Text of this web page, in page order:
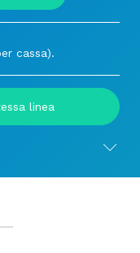
cassa).
linea